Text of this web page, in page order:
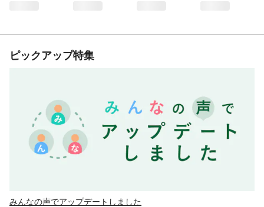
ピックアップ特集
みんなの声でアップデートしました